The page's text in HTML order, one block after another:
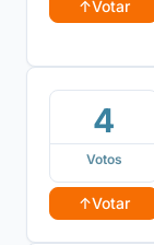
↑Votar
4
Votos
↑Votar